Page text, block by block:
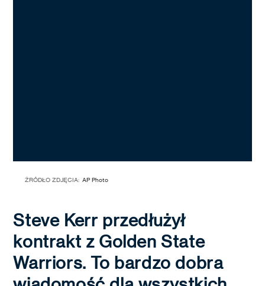
ŹRÓDŁO ZDJĘCIA: AP Photo
Steve Kerr przedłużył
kontrakt z Golden State
Warriors. To bardzo dobra